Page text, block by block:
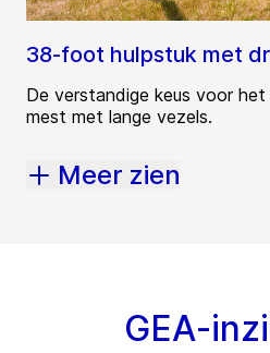
38-foot hulpstuk met
De verstandige keus voor
mest met lange vezels.
Meer zien
GEA-